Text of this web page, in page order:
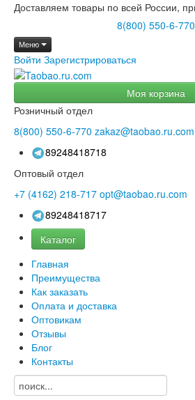
Доставляем товары по всей России,
8(800) 550-6-770
Меню
Войти Зарегистрироваться
Моя корзина
Розничный отдел
8(800) 550-6-770 zakaz@taobao.ru.com
89248418718
Оптовый отдел
+7 (4162) 218-717 opt@taobao.ru.com
89248418717
Каталог
Главная
Преимущества
Как заказать
Оплата и доставка
Оптовикам
Отзывы
Блог
Контакты